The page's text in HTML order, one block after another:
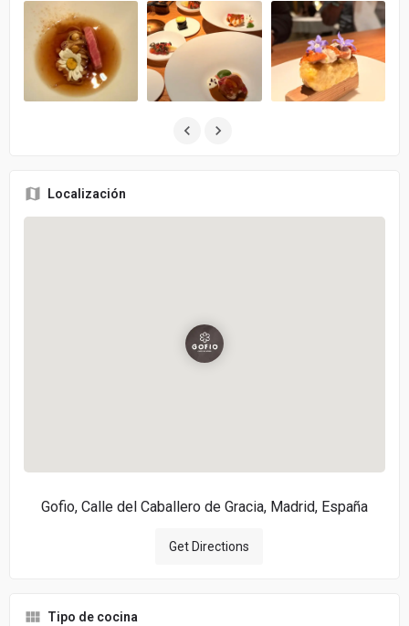
Localización
Gofio, Calle del Caballero de Gracia, Madrid, España
Get Directions
Tipo de cocina